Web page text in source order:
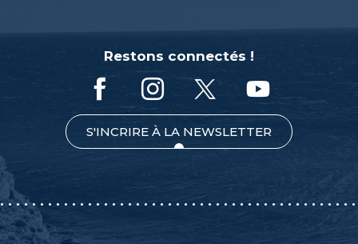
Restons connectés !
S'INCRIRE À LA NEWSLETTER